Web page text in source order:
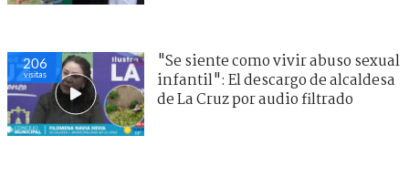
206
visitas
"Se siente como vivir abuso sexual
infantil": El descargo de alcaldesa
de La Cruz por audio filtrado